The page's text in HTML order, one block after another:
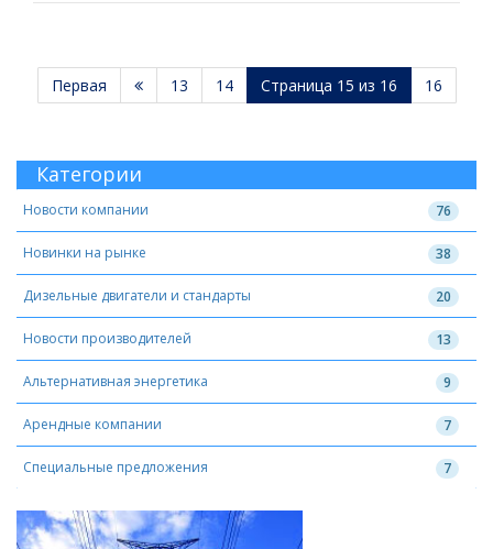
Первая 13 14 Страница 15 из 16 16
Категории
Новости компании 76
Новинки на рынке 38
Дизельные двигатели и стандарты 20
Новости производителей 13
Альтернативная энергетика 9
Арендные компании 7
Специальные предложения 7